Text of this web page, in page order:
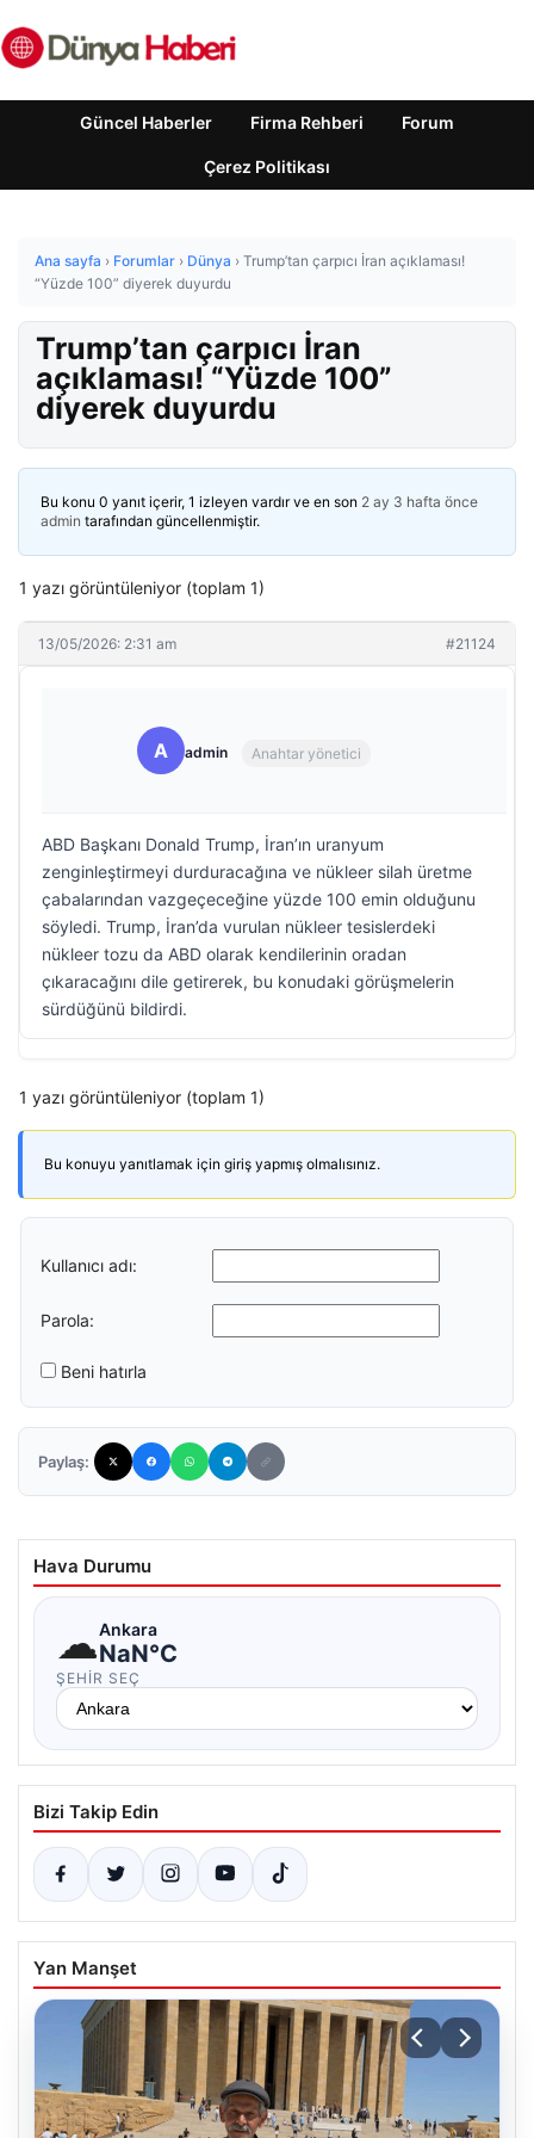
Güncel Haberler Firma Rehberi Forum
Çerez Politikası
Ana sayfa › Forumlar › Dünya › Trump’tan çarpıcı İran açıklaması!
“Yüzde 100” diyerek duyurdu
Trump’tan çarpıcı İran
açıklaması! “Yüzde 100”
diyerek duyurdu
Bu konu 0 yanıt içerir, 1 izleyen vardır ve en son 2 ay 3 hafta önce
admin tarafından güncellenmiştir.
1 yazı görüntüleniyor (toplam 1)
13/05/2026: 2:31 am #21124
A admin Anahtar yönetici
ABD Başkanı Donald Trump, İran’ın uranyum
zenginleştirmeyi durduracağına ve nükleer silah üretme
çabalarından vazgeçeceğine yüzde 100 emin olduğunu
söyledi. Trump, İran’da vurulan nükleer tesislerdeki
nükleer tozu da ABD olarak kendilerinin oradan
çıkaracağını dile getirerek, bu konudaki görüşmelerin
sürdüğünü bildirdi.
1 yazı görüntüleniyor (toplam 1)
Bu konuyu yanıtlamak için giriş yapmış olmalısınız.
Kullanıcı adı:
Parola:
Beni hatırla
Paylaş:
Hava Durumu
☁Ankara
NaN°C
ŞEHIR SEÇ
Bizi Takip Edin
Yan Manşet